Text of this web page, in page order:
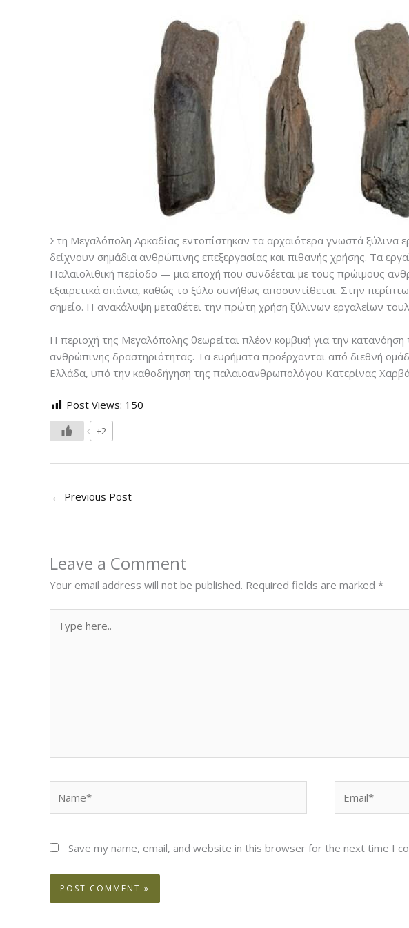
Στη Μεγαλόπολη Αρκαδίας εντοπίστηκαν τα αρχαιότερα γνωστά ξύλινα
δείχνουν σημάδια ανθρώπινης επεξεργασίας και πιθανής χρήσης. Τα
Παλαιολιθική περίοδο — μια εποχή που συνδέεται με τους πρώιμους
εξαιρετικά σπάνια, καθώς το ξύλο συνήθως αποσυντίθεται. Στην
σημείο. Η ανακάλυψη μεταθέτει την πρώτη χρήση ξύλινων εργαλείων
Η περιοχή της Μεγαλόπολης θεωρείται πλέον κομβική για την
ανθρώπινης δραστηριότητας. Τα ευρήματα προέρχονται από διεθνή
Ελλάδα, υπό την καθοδήγηση της παλαιοανθρωπολόγου Κατερίνας
Post Views: 150
+2
← Previous Post
Leave a Comment
Your email address will not be published. Required fields are marked *
here..
Save my name, email, and website in this browser for the next time I